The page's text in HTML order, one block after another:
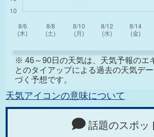
※ 46～90日の天気は、天気予報のエ
とのタイアップによる過去の天気デ
づく予想です。
天気アイコンの意味について
話題のスポッ